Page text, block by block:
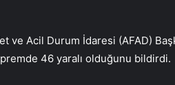
ve Acil Durum İdaresi (AFAD)
46 yaralı olduğunu bildirdi.